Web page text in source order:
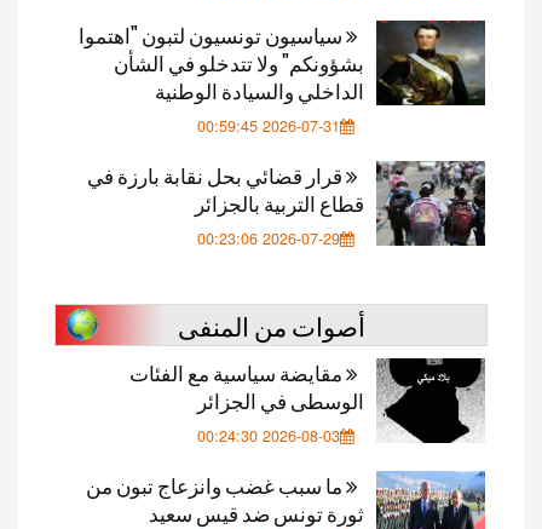
سياسيون تونسيون لتبون "اهتموا
بشؤونكم" ولا تتدخلو في الشأن
الداخلي والسيادة الوطنية
2026-07-31 00:59:45
قرار قضائي بحل نقابة بارزة في
قطاع التربية بالجزائر
2026-07-29 00:23:06
أصوات من المنفى
مقايضة سياسية مع الفئات
الوسطى في الجزائر
2026-08-03 00:24:30
ما سبب غضب وانزعاج تبون من
ثورة تونس ضد قيس سعيد